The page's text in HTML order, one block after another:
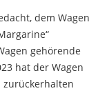
dem Wagen
gehörende
hat der Wagen
zurückerhalten